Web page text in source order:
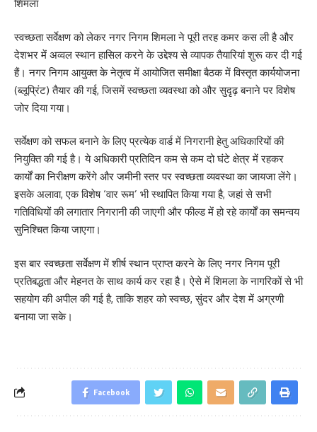
शिमला
स्वच्छता सर्वेक्षण को लेकर नगर निगम शिमला ने पूरी तरह कमर कस ली है और
देशभर में अव्वल स्थान हासिल करने के उद्देश्य से व्यापक तैयारियां शुरू कर दी गई
हैं। नगर निगम आयुक्त के नेतृत्व में आयोजित समीक्षा बैठक में विस्तृत कार्ययोजना
(ब्लूप्रिंट) तैयार की गई, जिसमें स्वच्छता व्यवस्था को और सुदृढ़ बनाने पर विशेष
जोर दिया गया।
सर्वेक्षण को सफल बनाने के लिए प्रत्येक वार्ड में निगरानी हेतु अधिकारियों की
नियुक्ति की गई है। ये अधिकारी प्रतिदिन कम से कम दो घंटे क्षेत्र में रहकर
कार्यों का निरीक्षण करेंगे और जमीनी स्तर पर स्वच्छता व्यवस्था का जायजा लेंगे।
इसके अलावा, एक विशेष ‘वार रूम’ भी स्थापित किया गया है, जहां से सभी
गतिविधियों की लगातार निगरानी की जाएगी और फील्ड में हो रहे कार्यों का समन्वय
सुनिश्चित किया जाएगा।
इस बार स्वच्छता सर्वेक्षण में शीर्ष स्थान प्राप्त करने के लिए नगर निगम पूरी
प्रतिबद्धता और मेहनत के साथ कार्य कर रहा है। ऐसे में शिमला के नागरिकों से भी
सहयोग की अपील की गई है, ताकि शहर को स्वच्छ, सुंदर और देश में अग्रणी
बनाया जा सके।
Facebook